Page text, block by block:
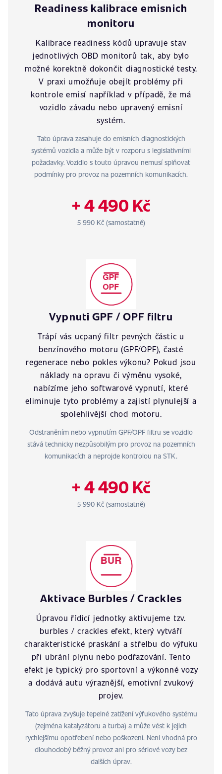
Readiness kalibrace emisnich
monitoru
Kalibrace readiness kódů upravuje stav
jednotlivých OBD monitorů tak, aby bylo
možné korektně dokončit diagnostické testy.
V praxi umožňuje obejít problémy při
kontrole emisí například v případě, že má
vozidlo závadu nebo upravený emisní
systém.
Tato úprava zasahuje do emisních diagnostických
systémů vozidla a může být v rozporu s legislativními
požadavky. Vozidlo s touto úpravou nemusí splňovat
podmínky pro provoz na pozemních komunikacích.
+ 4 490 Kč
5 990 Kč (samostatně)
Vypnuti GPF / OPF filtru
Trápí vás ucpaný filtr pevných částic u
benzínového motoru (GPF/OPF), časté
regenerace nebo pokles výkonu? Pokud jsou
náklady na opravu či výměnu vysoké,
nabízíme jeho softwarové vypnutí, které
eliminuje tyto problémy a zajistí plynulejší a
spolehlivější chod motoru.
Odstraněním nebo vypnutím GPF/OPF filtru se vozidlo
stává technicky nezpůsobilým pro provoz na pozemních
komunikacích a neprojde kontrolou na STK.
+ 4 490 Kč
5 990 Kč (samostatně)
Aktivace Burbles / Crackles
Úpravou řídicí jednotky aktivujeme tzv.
burbles / crackles efekt, který vytváří
charakteristické praskání a střelbu do výfuku
při ubrání plynu nebo podřazování. Tento
efekt je typický pro sportovní a výkonné vozy
a dodává autu výraznější, emotivní zvukový
projev.
Tato úprava zvyšuje tepelné zatížení výfukového systému
(zejména katalyzátoru a turba) a může vést k jejich
rychlejšímu opotřebení nebo poškození. Není vhodná pro
dlouhodobý běžný provoz ani pro sériové vozy bez
dalších úprav.